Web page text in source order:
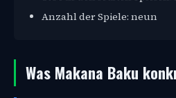
Anzahl der Spiele: neun
Was Makana Baku